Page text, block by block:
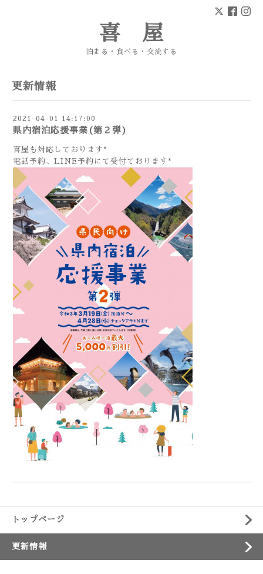
喜 屋
泊まる・食べる・交流する
更新情報
2021-04-01 14:17:00
県内宿泊応援事業(第２弾)
喜屋も対応しております*
電話予約、LINE予約にて受付ております*
トップページ
更新情報